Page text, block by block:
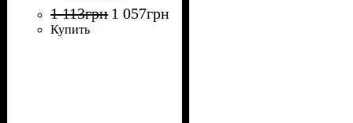
1 113грн 1 057грн
Купить